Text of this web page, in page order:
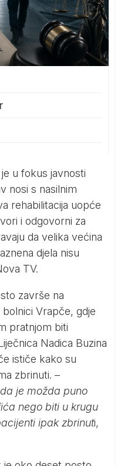
u fokus javnosti
nosi s nasilnim
rehabilitacija uopće
i odgovorni za
da velika većina
djela nisu
TV.
završe na
Vrapče, gdje
pratnjom biti
Nadica Buzina
ističe kako su
zbrinuti. –
je možda puno
nego biti u krugu
ipak zbrinuti,